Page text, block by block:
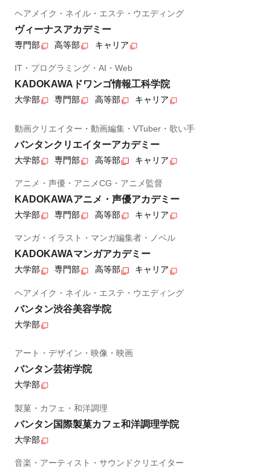
ヘアメイク・ネイル・エステ・ウエディング
ヴィーナスアカデミー
専門部 高等部 キャリア
IT・プログラミング・AI・Web
KADOKAWAドワンゴ情報工科学院
大学部 専門部 高等部 キャリア
動画クリエイター・動画編集・VTuber・歌い手
バンタンクリエイターアカデミー
大学部 専門部 高等部 キャリア
アニメ・声優・アニメCG・アニメ監督
KADOKAWAアニメ・声優アカデミー
大学部 専門部 高等部 キャリア
マンガ・イラスト・マンガ編集者・ノベル
KADOKAWAマンガアカデミー
大学部 専門部 高等部 キャリア
ヘアメイク・ネイル・エステ・ウエディング
バンタン渋谷美容学院
大学部
アート・デザイン・映像・映画
バンタン芸術学院
大学部
製菓・カフェ・和洋調理
バンタン国際製菓カフェ和洋調理学院
大学部
音楽・アーティスト・サウンドクリエイター